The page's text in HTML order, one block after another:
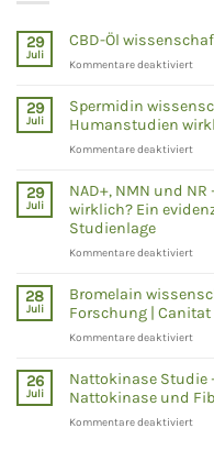
29
Juli
CBD-Öl
Kommentare deaktiviertfür
–
29
Juli
Spermidin
Humanstudien
Kommentare deaktiviertfür
–
29
Juli
NAD+, NMN und
wirklich? Ein
Studienlage
Kommentare deaktiviertfür
und
NR
–
sagt
die
28
Juli
Bromelain
Forschung | Canitat
Kommentare deaktiviertfür
26
Juli
Nattokinase Studie
Nattokinase und
Kommentare deaktiviertfür